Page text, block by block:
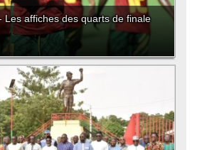
Les affiches des quarts de finale